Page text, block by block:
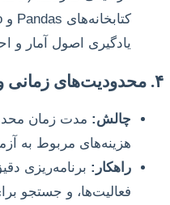
یادگیری اصول آمار و
۴. محدودیت‌های زمانی و مالی
چالش: مدت زمان
هزینه‌های مربوط به
راهکار: برنامه‌ریزی
فعالیت‌ها، و جستجو